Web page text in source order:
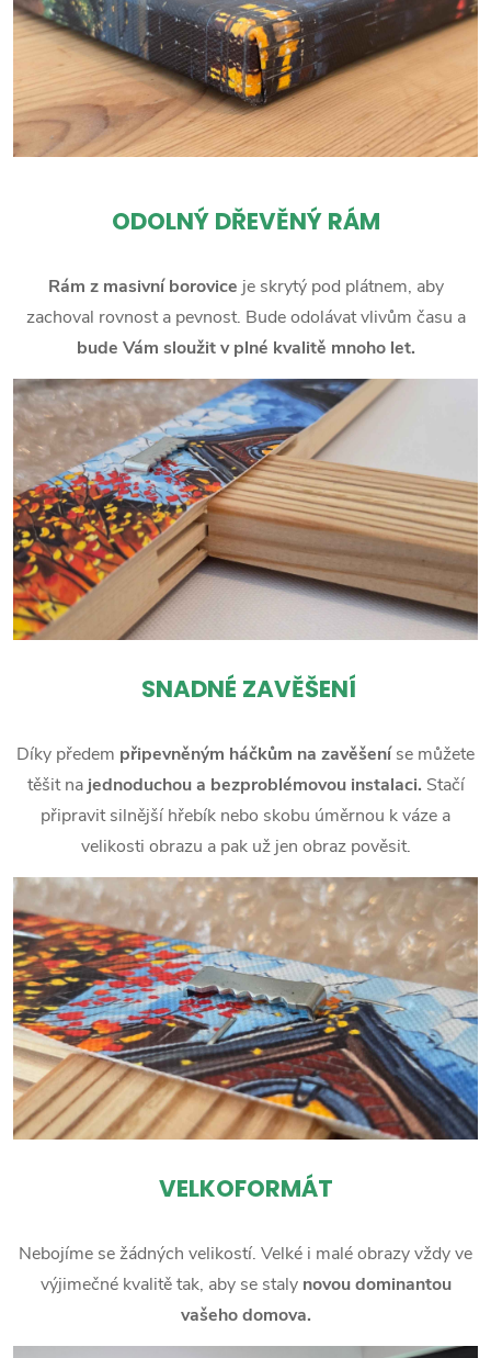
ODOLNÝ DŘEVĚNÝ RÁM
Rám z masivní borovice je skrytý pod plátnem, aby
zachoval rovnost a pevnost. Bude odolávat vlivům času a
bude Vám sloužit v plné kvalitě mnoho let.
SNADNÉ ZAVĚŠENÍ
Díky předem připevněným háčkům na zavěšeníse můžete
těšit na jednoduchou a bezproblémovou instalaci. Stačí
připravit silnější hřebík nebo skobu úměrnou k váze a
velikosti obrazu a pak už jen obraz pověsit.
VELKOFORMÁT
Nebojíme se žádných velikostí. Velké i malé obrazy vždy ve
výjimečné kvalitě tak, aby se staly novou dominantou
vašeho domova.